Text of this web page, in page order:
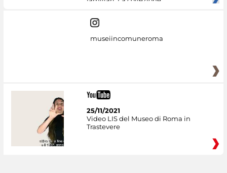
museiincomuneroma
25/11/2021
Video LIS del Museo di Roma in
Trastevere